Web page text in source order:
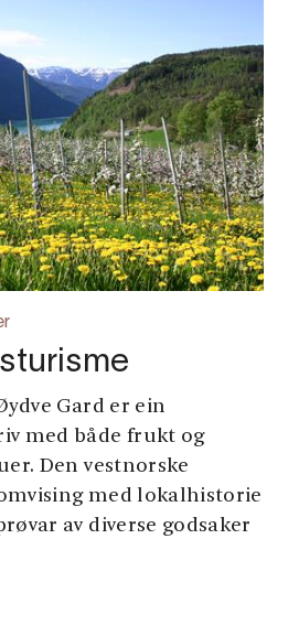
Gard er ein
med både frukt og
Den vestnorske
med lokalhistorie
av diverse godsaker